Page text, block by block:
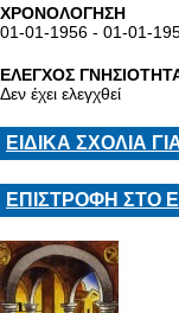
ΧΡΟΝΟΛΟΓΗΣΗ
01-01-1956 - 01-01-
ΕΛΕΓΧΟΣ
Δεν έχει ελεγχθεί
ΕΙΔΙΚΑ ΣΧΟΛΙΑ
ΕΠΙΣΤΡΟΦΗ ΣΤΟ